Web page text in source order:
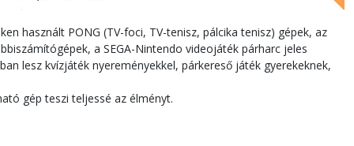
használt PONG (TV-foci, TV-tenisz, pálcika tenisz) gépek, az
a SEGA-Nintendo videojáték párharc jeles
lesz kvízjáték nyereményekkel, párkereső játék gyerekeknek,
gép teszi teljessé az élményt.